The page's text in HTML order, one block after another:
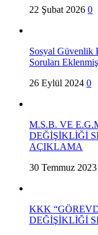
22 Şubat 2026 0
Sosyal Güvenlik
Soruları
26 Eylül 2024 0
M.S.B. VE
DEĞİŞİKLİĞİ
AÇIKLAMA
30 Temmuz 2023
KKK
DEĞİŞİKLİĞİ